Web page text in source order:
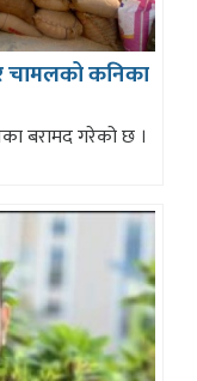
र चामलको कनिका
बरामद गरेको छ ।